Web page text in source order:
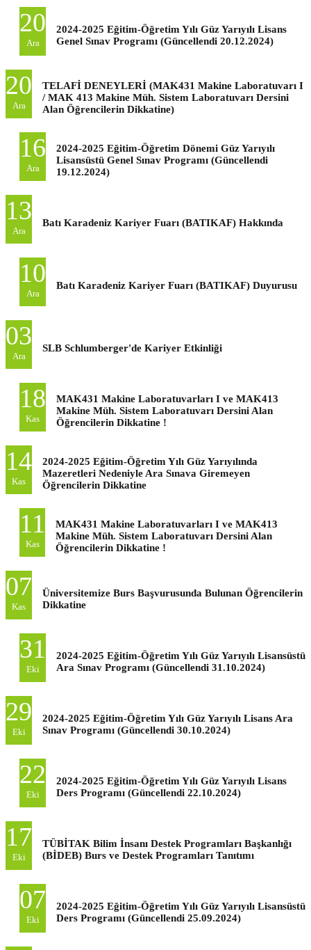
20
Ara
2024-2025 Eğitim-Öğretim Yılı Güz Yarıyılı Lisans
Genel Sınav Programı (Güncellendi 20.12.2024)
20
Ara
TELAFİ DENEYLERİ (MAK431 Makine Laboratuvarı I
/ MAK 413 Makine Müh. Sistem Laboratuvarı Dersini
Alan Öğrencilerin Dikkatine)
16
Ara
2024-2025 Eğitim-Öğretim Dönemi Güz Yarıyılı
Lisansüstü Genel Sınav Programı (Güncellendi
19.12.2024)
13
Ara
Batı Karadeniz Kariyer Fuarı (BATIKAF) Hakkında
10
Ara
Batı Karadeniz Kariyer Fuarı (BATIKAF) Duyurusu
03
Ara
SLB Schlumberger'de Kariyer Etkinliği
18
Kas
MAK431 Makine Laboratuvarları I ve MAK413
Makine Müh. Sistem Laboratuvarı Dersini Alan
Öğrencilerin Dikkatine !
14
Kas
2024-2025 Eğitim-Öğretim Yılı Güz Yarıyılında
Mazeretleri Nedeniyle Ara Sınava Giremeyen
Öğrencilerin Dikkatine
11
Kas
MAK431 Makine Laboratuvarları I ve MAK413
Makine Müh. Sistem Laboratuvarı Dersini Alan
Öğrencilerin Dikkatine !
07
Kas
Üniversitemize Burs Başvurusunda Bulunan Öğrencilerin
Dikkatine
31
Eki
2024-2025 Eğitim-Öğretim Yılı Güz Yarıyılı Lisansüstü
Ara Sınav Programı (Güncellendi 31.10.2024)
29
Eki
2024-2025 Eğitim-Öğretim Yılı Güz Yarıyılı Lisans Ara
Sınav Programı (Güncellendi 30.10.2024)
22
Eki
2024-2025 Eğitim-Öğretim Yılı Güz Yarıyılı Lisans
Ders Programı (Güncellendi 22.10.2024)
17
Eki
TÜBİTAK Bilim İnsanı Destek Programları Başkanlığı
(BİDEB) Burs ve Destek Programları Tanıtımı
07
Eki
2024-2025 Eğitim-Öğretim Yılı Güz Yarıyılı Lisansüstü
Ders Programı (Güncellendi 25.09.2024)